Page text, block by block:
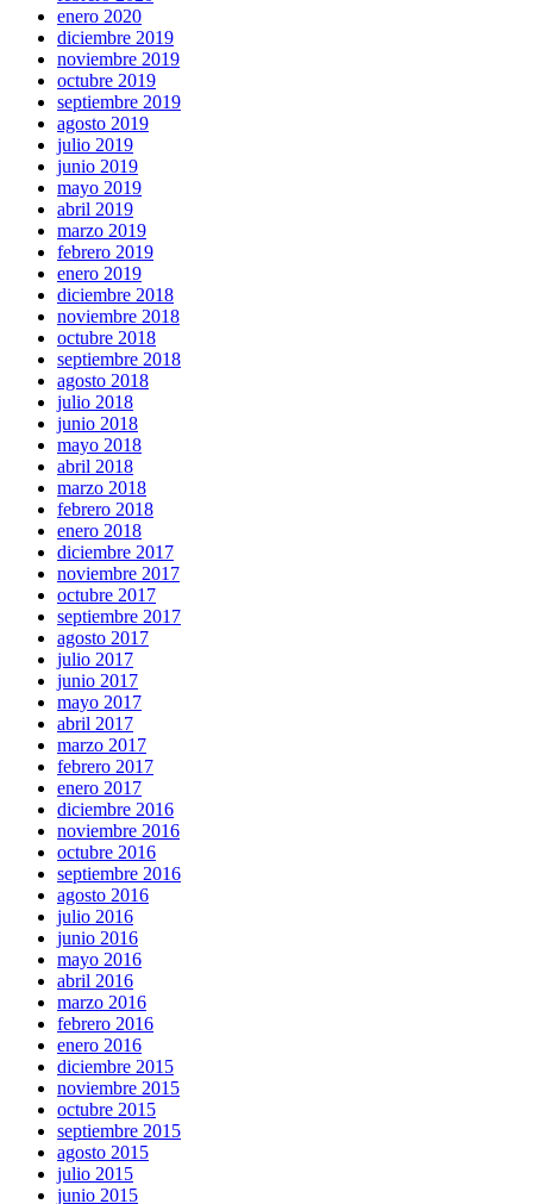
enero 2020
diciembre 2019
noviembre 2019
octubre 2019
septiembre 2019
agosto 2019
julio 2019
junio 2019
mayo 2019
abril 2019
marzo 2019
febrero 2019
enero 2019
diciembre 2018
noviembre 2018
octubre 2018
septiembre 2018
agosto 2018
julio 2018
junio 2018
mayo 2018
abril 2018
marzo 2018
febrero 2018
enero 2018
diciembre 2017
noviembre 2017
octubre 2017
septiembre 2017
agosto 2017
julio 2017
junio 2017
mayo 2017
abril 2017
marzo 2017
febrero 2017
enero 2017
diciembre 2016
noviembre 2016
octubre 2016
septiembre 2016
agosto 2016
julio 2016
junio 2016
mayo 2016
abril 2016
marzo 2016
febrero 2016
enero 2016
diciembre 2015
noviembre 2015
octubre 2015
septiembre 2015
agosto 2015
julio 2015
junio 2015